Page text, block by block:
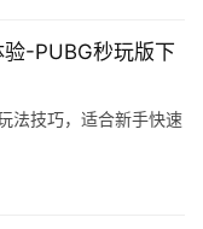
-PUBG秒玩版下
法技巧，适合新手快速